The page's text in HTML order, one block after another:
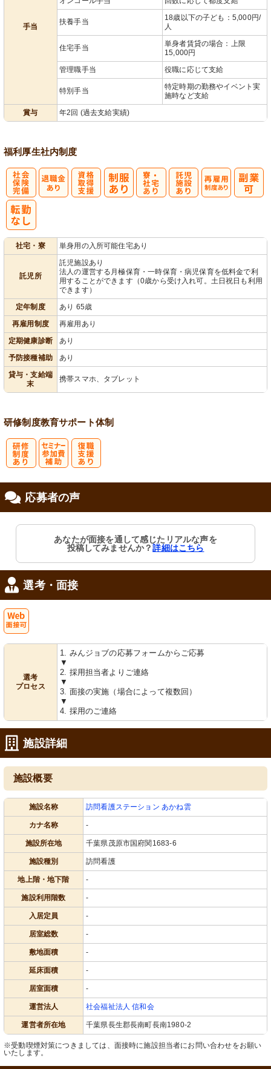
手当
扶養手当
18歳以下の子ども：5,000円/
人
住宅手当
単身者賃貸の場合：上限
15,000円
管理職手当
役職に応じて支給
特別手当
特定時期の勤務やイベント実
施時など支給
賞与
年2回 (過去支給実績)
福利厚生社内制度
社宅・寮 単身用の入所可能住宅あり
託児所
託児施設あり
法人の運営する月極保育・一時保育・病児保育を低料金で利
用することができます（0歳から受け入れ可。土日祝日も利用
できます）
定年制度
あり 65歳
再雇用制度
再雇用あり
定期健康診断
あり
予防接種補助
あり
貸与・支給端
末
携帯スマホ、タブレット
研修制度教育サポート体制
応募者の声
あなたが面接を通して感じたリアルな声を
投稿してみませんか？詳細はこちら
選考・面接
選考
プロセス
1. みんジョブの応募フォームからご応募
▼
2. 採用担当者よりご連絡
▼
3. 面接の実施（場合によって複数回）
▼
4. 採用のご連絡
施設詳細
施設概要
施設名称 訪問看護ステーション あかね雲
カナ名称 -
施設所在地 千葉県茂原市国府関1683-6
施設種別 訪問看護
地上階・地下階 -
施設利用階数 -
入居定員 -
居室総数 -
敷地面積 -
延床面積 -
居室面積 -
運営法人 社会福祉法人 信和会
運営者所在地 千葉県長生郡長南町長南1980-2
※受動喫煙対策につきましては、面接時に施設担当者にお問い合わせをお願い
いたします。